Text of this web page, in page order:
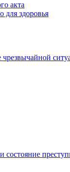
акта
здоровья
чрезвычайной